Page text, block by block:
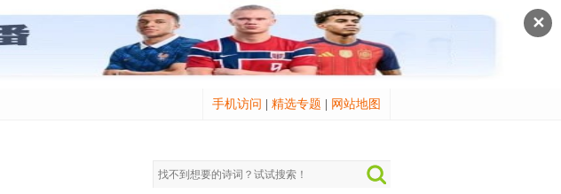
✕
手机访问 精选专题 网站地图